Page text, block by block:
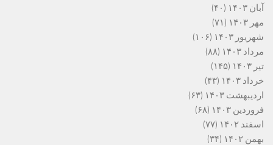
آبان ۱۴۰۳
(۴۰)
مهر ۱۴۰۳
(۷۱)
شهریور ۱۴۰۳
(۱۰۶)
مرداد ۱۴۰۳
(۸۸)
تیر ۱۴۰۳
(۱۴۵)
خرداد ۱۴۰۳
(۴۳)
اردیبهشت ۱۴۰۳
(۶۳)
فروردین ۱۴۰۳
(۶۸)
اسفند ۱۴۰۲
(۷۷)
بهمن ۱۴۰۲
(۳۴)